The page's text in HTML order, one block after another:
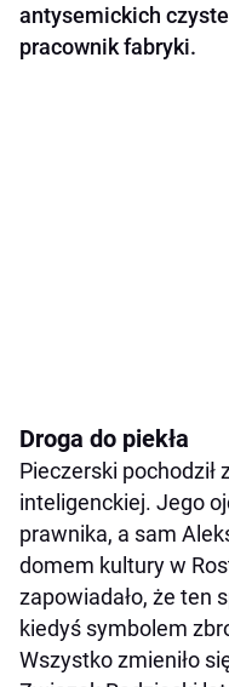
antysemickich
pracownik fabryki.
Droga do piekła
Pieczerski pochodził
inteligenckiej. Jego
prawnika, a sam
domem kultury w
zapowiadało, że ten
kiedyś symbolem
Wszystko zmieniło